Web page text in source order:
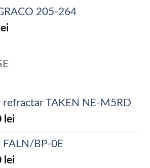
205-264
lei
refractar TAKEN NE-M5RD
lei
FALN/BP-0E
lei